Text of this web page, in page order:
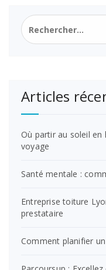
Rechercher :
Articles
Où partir au soleil en
voyage
Santé mentale :
Entreprise toiture
prestataire
Comment planifier